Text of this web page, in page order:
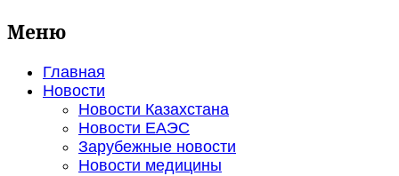
Меню
Главная
Новости
Новости Казахстана
Новости ЕАЭС
Зарубежные новости
Новости медицины